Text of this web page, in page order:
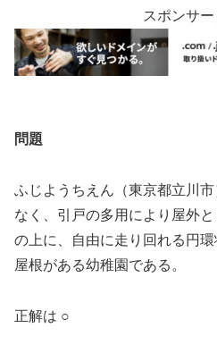
スポンサー
問題
ふじようちえん（東京都立川
なく、引戸の多用により屋外
の上に、自由に走り回れる円
屋根がある幼稚園である。
正解は ○